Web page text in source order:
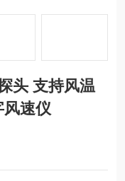
头 支持风温
速仪